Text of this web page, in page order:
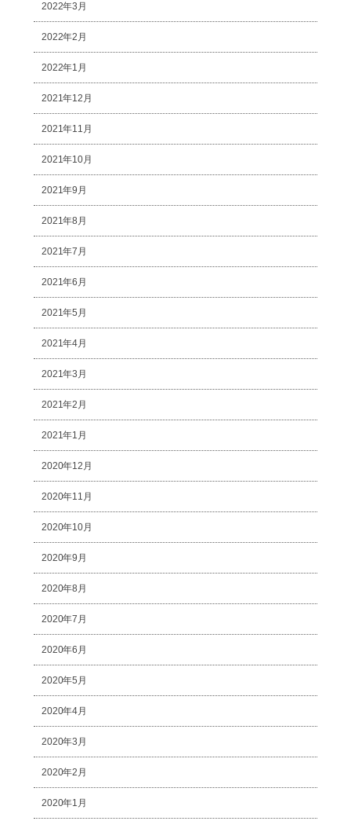
2022年3月
2022年2月
2022年1月
2021年12月
2021年11月
2021年10月
2021年9月
2021年8月
2021年7月
2021年6月
2021年5月
2021年4月
2021年3月
2021年2月
2021年1月
2020年12月
2020年11月
2020年10月
2020年9月
2020年8月
2020年7月
2020年6月
2020年5月
2020年4月
2020年3月
2020年2月
2020年1月